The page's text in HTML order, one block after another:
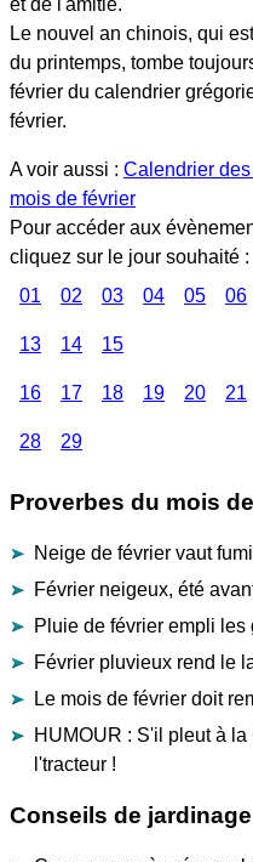
et de l'amitié.
Le nouvel an chinois, qui
du printemps, tombe
février du calendrier
février.
A voir aussi : Calendrier
mois de février
Pour accéder aux
cliquez sur le jour souhaité :
01
02 03 04 05 06
13 14 15
16 17 18 19 20 21
28 29
Proverbes du mois
Neige de février vaut
Février neigeux, été
Pluie de février empli les
Février pluvieux rend le
Le mois de février doit
HUMOUR : S'il pleut à
l'tracteur !
Conseils de